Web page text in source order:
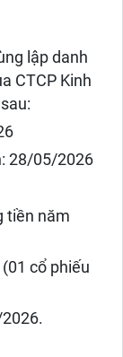
lập danh
CTCP Kinh
28/05/2026
tiền năm
cổ phiếu